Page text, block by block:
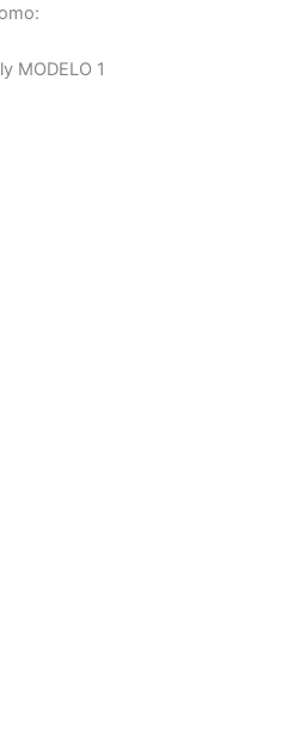
MODELO 1